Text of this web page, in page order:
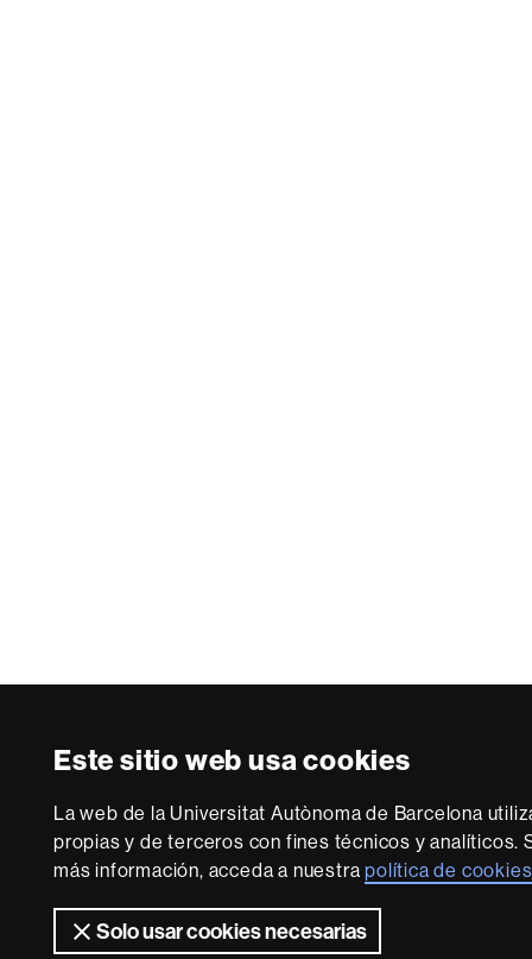
Este sitio web usa cookies
La web de la Universitat Autònoma de Barcelona
propias y de terceros con fines técnicos y analíticos.
más información, acceda a nuestrapolítica de cookies
Solo usar cookies necesarias